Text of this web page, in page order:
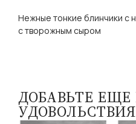
Нежные тонкие блинчики с
с творожным сыром
ДОБАВЬТЕ
УДОВОЛЬСТВИЯ